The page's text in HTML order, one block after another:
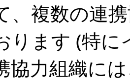
、複数の連
ります (特
協力組織に